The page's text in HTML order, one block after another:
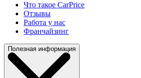
Что такое CarPrice
Отзывы
Работа у нас
Франчайзинг
Полезная информация